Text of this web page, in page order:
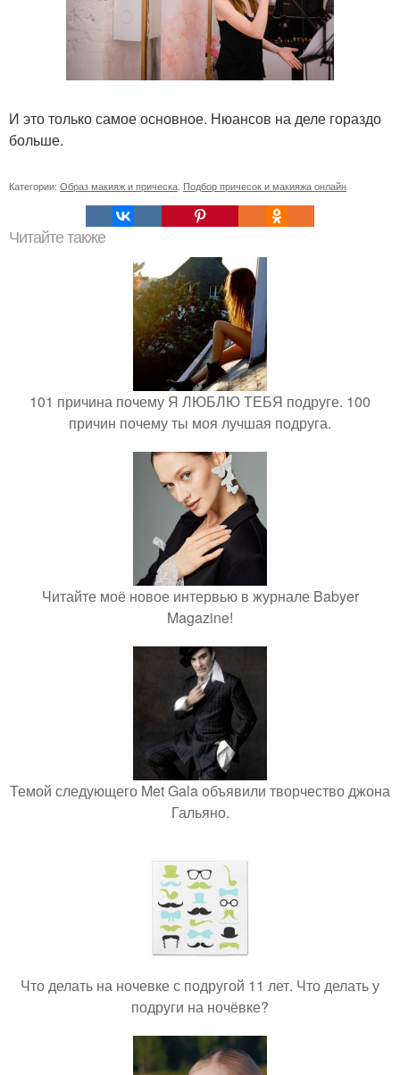
И это только самое основное. Нюансов на деле гораздо
больше.
Категории: Образ макияж и прическа, Подбор причесок и макияжа онлайн
Читайте также
101 причина почему Я ЛЮБЛЮ ТЕБЯ подруге. 100
причин почему ты моя лучшая подруга.
Читайте моё новое интервью в журнале Babyer
Magazine!
Темой следующего Met Gala объявили творчество джона
Гальяно.
Что делать на ночевке с подругой 11 лет. Что делать у
подруги на ночёвке?